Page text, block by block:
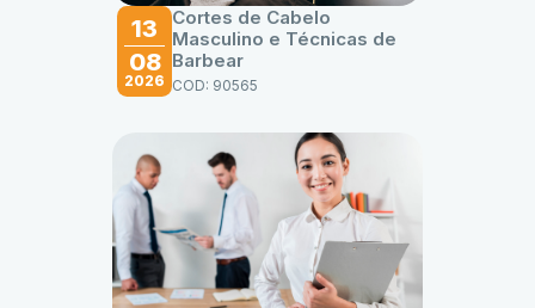
13
08
2026
Cortes de Cabelo
Masculino e Técnicas de
Barbear
COD: 90565